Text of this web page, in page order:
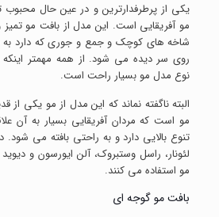
یکی از پرطرفدارترین و در عین حال محبوب
مو آفریقایی است. این مدل از بافت مو
شاخه های کوچک و جمع و جوری که دارد
روی سر دیده می شود. از همه مهمتر اینکه
نوع مدل مو بسیار راحت است.
البته ناگفته نماند که این مدل از مو یکی
مو است که مردان آفریقایی بسیار به آن
تنوع بالایی دارد و به راحتی بافته می شود.
لئونار، راسل وستبروک، آلن ایورسون و
مو استفاده می کنند.
بافت مو گوجه ای